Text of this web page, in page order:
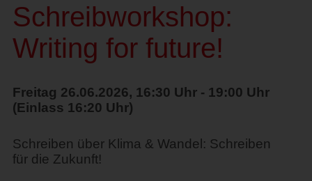
Schreibworkshop:
Writing for future!
Freitag 26.06.2026, 16:30 Uhr - 19:00 Uhr
(Einlass 16:20 Uhr)
Schreiben über Klima & Wandel: Schreiben
für die Zukunft!